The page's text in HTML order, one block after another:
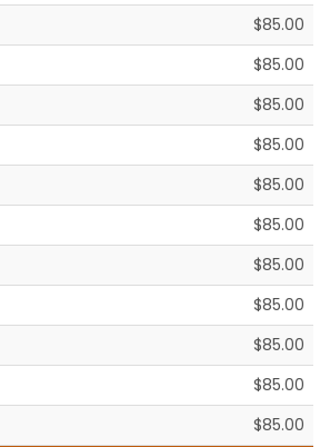
$85.00
$85.00
$85.00
$85.00
$85.00
$85.00
$85.00
$85.00
$85.00
$85.00
$85.00